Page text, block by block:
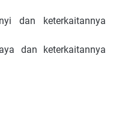
dan keterkaitannya
dan keterkaitannya